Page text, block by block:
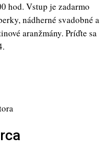
hod. Vstup je zadarmo
nádherné svadobné a
aranžmány. Príďte sa